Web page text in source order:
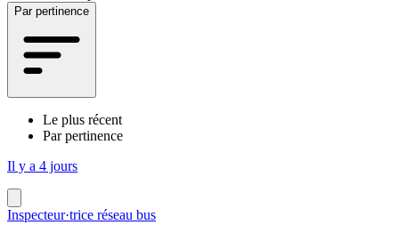
Par pertinence
Le plus récent
Par pertinence
Il y a 4 jours
Inspecteur·trice réseau bus